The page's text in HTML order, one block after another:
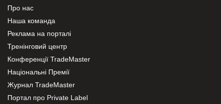
Про нас
Наша команда
Реклама на порталі
Тренінговий центр
Конференції TradeMaster
Національні Премії
Журнал TradeMaster
Портал про Private Label